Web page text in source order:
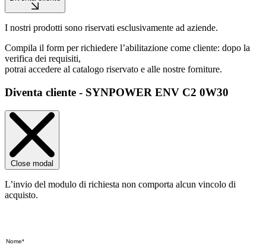
I nostri prodotti sono riservati esclusivamente ad aziende.
Compila il form per richiedere l’abilitazione come cliente: dopo la
verifica dei requisiti,
potrai accedere al catalogo riservato e alle nostre forniture.
Diventa cliente - SYNPOWER ENV C2 0W30
Close modal
L’invio del modulo di richiesta non comporta alcun vincolo di
acquisto.